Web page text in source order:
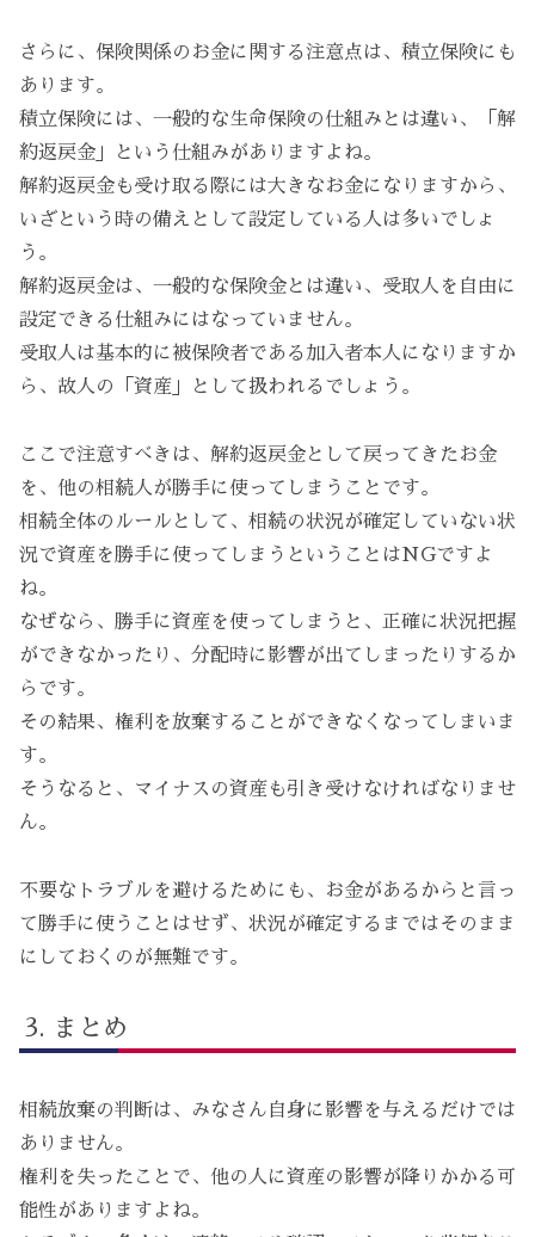
さらに、保険関係のお金に関する注意点は、積立保険にも
あります。
積立保険には、一般的な生命保険の仕組みとは違い、「解
約返戻金」という仕組みがありますよね。
解約返戻金も受け取る際には大きなお金になりますから、
いざという時の備えとして設定している人は多いでしょ
う。
解約返戻金は、一般的な保険金とは違い、受取人を自由に
設定できる仕組みにはなっていません。
受取人は基本的に被保険者である加入者本人になりますか
ら、故人の「資産」として扱われるでしょう。
ここで注意すべきは、解約返戻金として戻ってきたお金
を、他の相続人が勝手に使ってしまうことです。
相続全体のルールとして、相続の状況が確定していない状
況で資産を勝手に使ってしまうということはNGですよ
ね。
なぜなら、勝手に資産を使ってしまうと、正確に状況把握
ができなかったり、分配時に影響が出てしまったりするか
らです。
その結果、権利を放棄することができなくなってしまいま
す。
そうなると、マイナスの資産も引き受けなければなりませ
ん。
不要なトラブルを避けるためにも、お金があるからと言っ
て勝手に使うことはせず、状況が確定するまではそのまま
にしておくのが無難です。
まとめ
相続放棄の判断は、みなさん自身に影響を与えるだけでは
ありません。
権利を失ったことで、他の人に資産の影響が降りかかる可
能性がありますよね。